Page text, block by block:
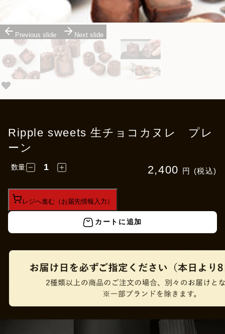
Previous slide Next slide
Ripple sweets 生チョコカヌレ プレ
ーン
2,400 円 (税込)
数量
レジへ進む（お届先情報入力）
カートに追加